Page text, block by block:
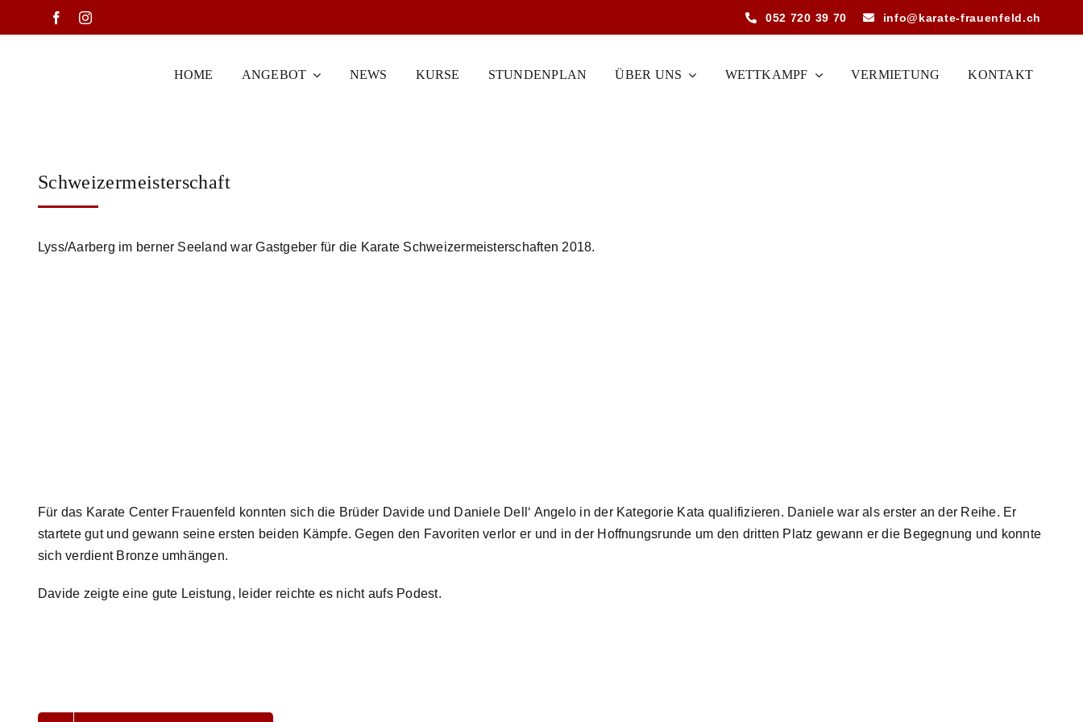
Inhalt
052 720 39 70 info@karate-frauenfeld.ch
HOME ANGEBOT NEWS KURSE STUNDENPLAN ÜBER UNS WETTKAMPF VERMIETUNG KONTAKT
Schweizermeisterschaft
Lyss/Aarberg im berner Seeland war Gastgeber für die Karate Schweizermeisterschaften 2018.
Für das Karate Center Frauenfeld konnten sich die Brüder Davide und Daniele Dell‘ Angelo in der Kategorie Kata qualifizieren. Daniele war als erster an der Reihe. Er
startete gut und gewann seine ersten beiden Kämpfe. Gegen den Favoriten verlor er und in der Hoffnungsrunde um den dritten Platz gewann er die Begegnung und konnte
sich verdient Bronze umhängen.
Davide zeigte eine gute Leistung, leider reichte es nicht aufs Podest.